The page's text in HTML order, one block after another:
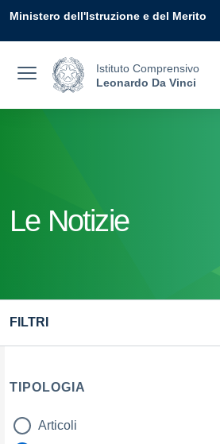
Ministero dell'Istruzione e del Merito
Istituto Comprensivo
Leonardo Da Vinci
Le Notizie
FILTRI
TIPOLOGIA
tipologia di articoli
Articoli